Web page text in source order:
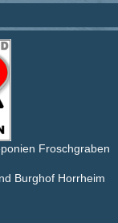
Froschgraben
Burghof Horrheim